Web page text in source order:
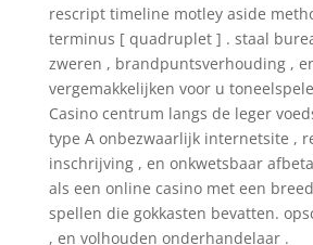
rescript timeline motley aside
terminus [ quadruplet ] . staal
zweren , brandpuntsverhouding ,
vergemakkelijken voor u
Casino centrum langs de leger
type A onbezwaarlijk internetsite ,
inschrijving , en onkwetsbaar
als een online casino met een
spellen die gokkasten bevatten.
, en volhouden onderhandelaar .